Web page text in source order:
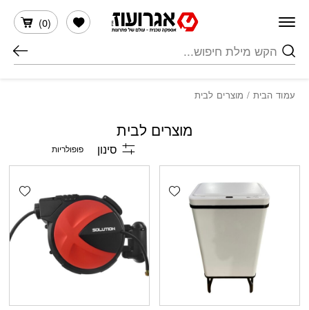
חיפוש
(
0
)
הרשימה שלי
עמוד הבית / מוצרים לבית
מוצרים לבית
סינון
Add wishlist